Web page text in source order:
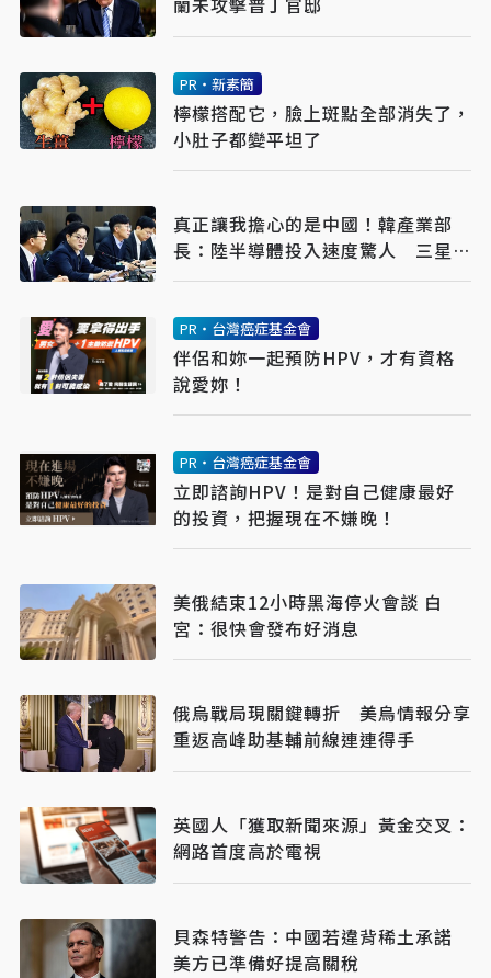
PR・新素簡
檸檬搭配它，臉上斑點全部消失了，
小肚子都變平坦了
真正讓我擔心的是中國！韓產業部
長：陸半導體投入速度驚人 三星、
SK海力士恐失領先優勢
PR・台灣癌症基金會
伴侶和妳一起預防HPV，才有資格
說愛妳！
PR・台灣癌症基金會
立即諮詢HPV！是對自己健康最好
的投資，把握現在不嫌晚！
美俄結束12小時黑海停火會談 白
宮：很快會發布好消息
俄烏戰局現關鍵轉折 美烏情報分享
重返高峰助基輔前線連連得手
英國人「獲取新聞來源」黃金交叉：
網路首度高於電視
貝森特警告：中國若違背稀土承諾
美方已準備好提高關稅